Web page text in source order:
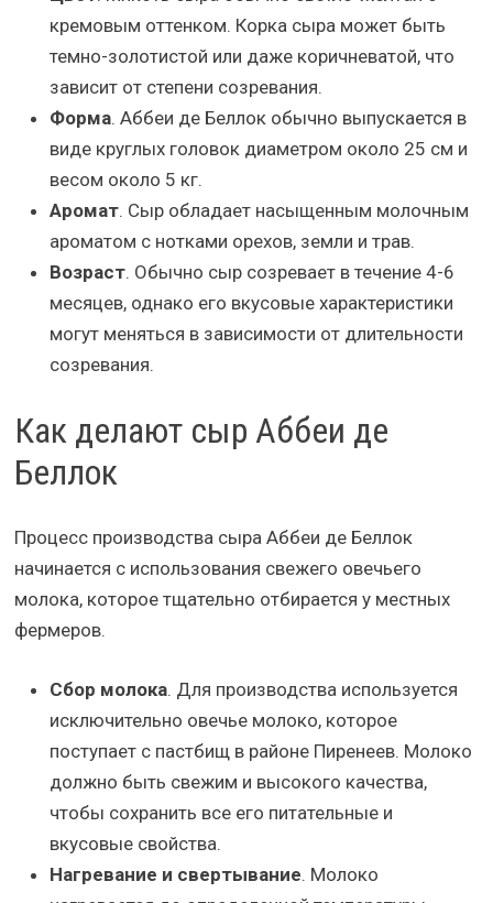
кремовым оттенком. Корка сыра может быть
темно-золотистой или даже коричневатой, что
зависит от степени созревания.
Форма. Аббеи де Беллок обычно выпускается в
виде круглых головок диаметром около 25 см и
весом около 5 кг.
Аромат. Сыр обладает насыщенным молочным
ароматом с нотками орехов, земли и трав.
Возраст. Обычно сыр созревает в течение 4-6
месяцев, однако его вкусовые характеристики
могут меняться в зависимости от длительности
созревания.
Как делают сыр Аббеи де
Беллок
Процесс производства сыра Аббеи де Беллок
начинается с использования свежего овечьего
молока, которое тщательно отбирается у местных
фермеров.
Сбор молока. Для производства используется
исключительно овечье молоко, которое
поступает с пастбищ в районе Пиренеев. Молоко
должно быть свежим и высокого качества,
чтобы сохранить все его питательные и
вкусовые свойства.
Нагревание и свертывание. Молоко